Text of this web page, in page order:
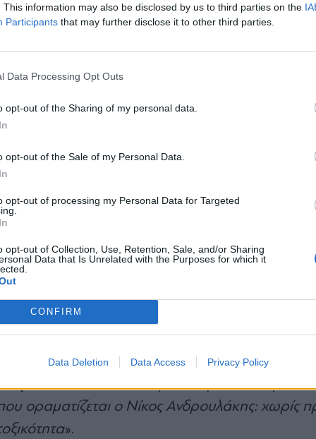
This information may also be disclosed by us to third parties on the
Participants that may further disclose it to other third parties.
Data Processing Opt Outs
opt-out of the Sharing of my personal data.
opt-out of the Sale of my Personal Data.
opt-out of processing my Personal Data for Targeted
opt-out of Collection, Use, Retention, Sale, and/or Sharing
Data that Is Unrelated with the Purposes for which it
CONFIRM
Data Deletion Data Access Privacy Policy
Και προχωρά ένα βήμα παραπέρα,
Μητσοτάκης αν έχει στάλα αξιοπρέπειας,
«θα επιβεβαιώσει πως είναι συνώνυμος
ως ουρά του Πολάκη και του
στο ΠΑΣΟΚ και στη συντριπτική πλειοψηφία
του άρθρου 51 του νομοσχεδίου για το
διατάξεις
ευλογιάς και του αφθώδους πυρετού, καθώς
της Λέσβου.
κόμμα της αξιωματικής αντιπολίτευσης
«να πετάξει την μπάλα στην εξέδρα»,
πολιτικά στο ΠΑΣΟΚ, υποστηρίζοντας ότι
Κασσελάκη
οραματίζεται ο Νίκος Ανδρουλάκης: χωρίς
».
newsletter
Αποδέχομαι τουςόρους χρήσης